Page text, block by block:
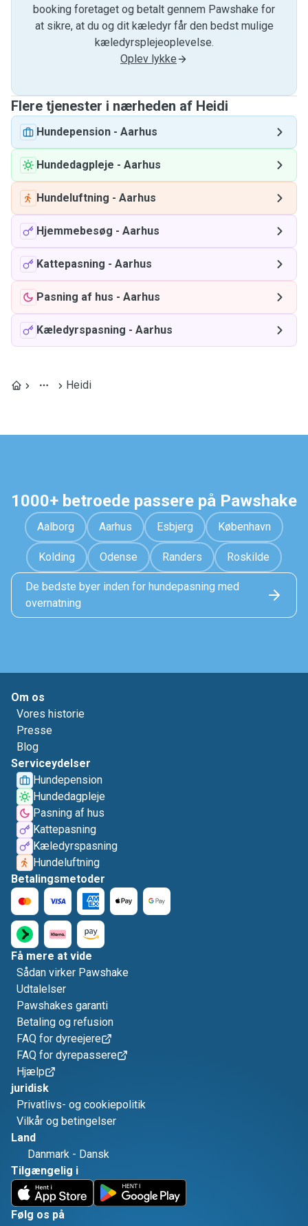
booking foretaget og betalt gennem Pawshake for
at sikre, at du og dit kæledyr får den bedst mulige
kæledyrsplejeoplevelse.
Oplev lykke
Flere tjenester i nærheden af ​​Heidi
Hundepension - Aarhus
Hundedagpleje - Aarhus
Hundeluftning - Aarhus
Hjemmebesøg - Aarhus
Kattepasning - Aarhus
Pasning af hus - Aarhus
Kæledyrspasning - Aarhus
Heidi
1000+ betroede passere på Pawshake
Aalborg Aarhus Esbjerg København
Kolding Odense Randers Roskilde
De bedste byer inden for hundepasning med
overnatning
Om os
Vores historie
Presse
Blog
Serviceydelser
Hundepension
Hundedagpleje
Pasning af hus
Kattepasning
Kæledyrspasning
Hundeluftning
Betalingsmetoder
Få mere at vide
Sådan virker Pawshake
Udtalelser
Pawshakes garanti
Betaling og refusion
FAQ for dyreejere
FAQ for dyrepassere
Hjælp
juridisk
Privatlivs- og cookiepolitik
Vilkår og betingelser
Land
Danmark - Dansk
Tilgængelig i
Følg os på